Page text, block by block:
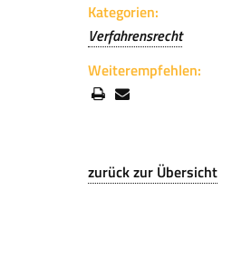
Kategorien:
Verfahrensrecht
Weiterempfehlen:
zurück zur Übersicht